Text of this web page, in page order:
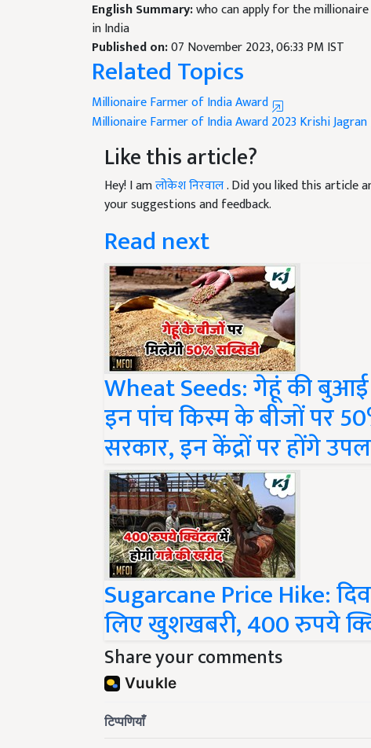
in India
Published on:
Related Topics
Millionaire Farmer of India Award
Millionaire Farmer of India Award 2023
Like this article?
Hey! I amलोकेश निरवाल. Did you liked this article
your suggestions and feedback.
Read next
Wheat Seeds: गेहूं की
इन पांच किस्म के बीजों पर
सरकार, इन केंद्रों पर होंगे
Sugarcane Price Hike:
लिए खुशखबरी, 400 रुपये
Share your comments